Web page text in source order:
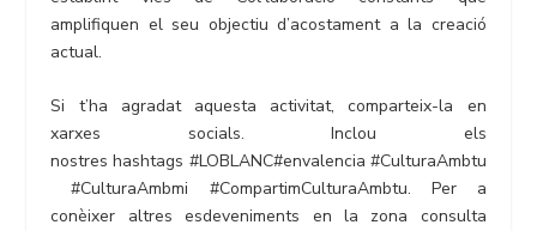
amplifiquen el seu objectiu d’acostament a la creació
actual.
Si t’ha agradat aquesta activitat, comparteix-la en
xarxes socials. Inclou els
nostres hashtags #LOBLANC#envalencia #CulturaAmbtu
#CulturaAmbmi
#CompartimCulturaAmbtu. Per a
conèixer altres esdeveniments en la zona consulta